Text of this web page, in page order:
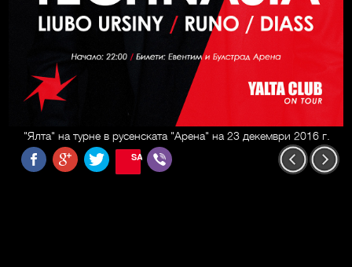
"Ялта" на турне в русенската "Арена" на 23 декември 2016 г.
SAVE